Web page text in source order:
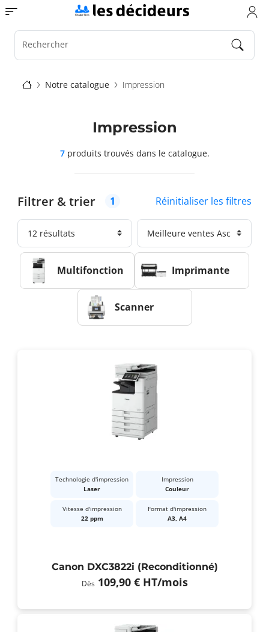
Aller
au
contenu
principal
Toggle navigation
Rechercher
Fil
Notre catalogue Impression
Filtrer & trier 1 Réinitialiser les filtres
Multifonction Imprimante
Scanner
Impression
7produits trouvés dans le catalogue.
Technologie d'impression
Laser
Impression
Couleur
Vitesse d'impression
22 ppm
Format d'impression
A3, A4
Canon DXC3822i (Reconditionné)
Dès 109,90 € HT/mois